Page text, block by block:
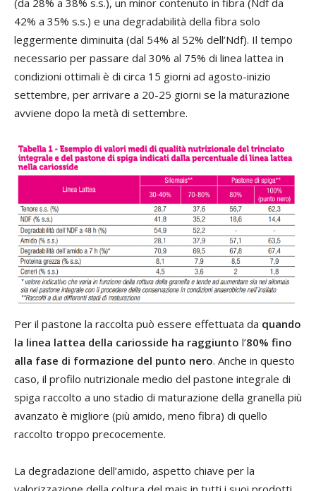
(da 28% a 38% s.s.), un minor contenuto in fibra (Ndf da
42% a 35% s.s.) e una degradabilità della fibra solo
leggermente diminuita (dal 54% al 52% dell’Ndf). Il tempo
necessario per passare dal 30% al 75% di linea lattea in
condizioni ottimali è di circa 15 giorni ad agosto-inizio
settembre, per arrivare a 20-25 giorni se la maturazione
avviene dopo la metà di settembre.
Per il pastone la raccolta può essere effettuata da quando
la linea lattea della cariosside ha raggiunto l’80% fino
alla fase di formazione del punto nero. Anche in questo
caso, il profilo nutrizionale medio del pastone integrale di
spiga raccolto a uno stadio di maturazione della granella più
avanzato è migliore (più amido, meno fibra) di quello
raccolto troppo precocemente.
La degradazione dell’amido, aspetto chiave per la